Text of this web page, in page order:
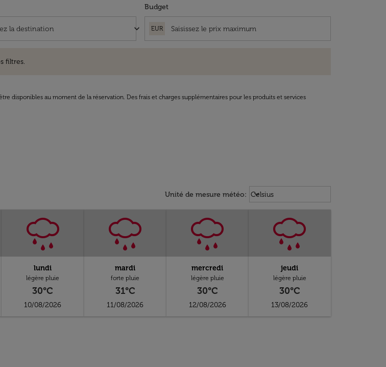
keyboard_arrow_down
Budget
EUR
filtres.
disponibles au moment de la réservation. Des frais et charges supplémentaires pour les produits et services
Unité de mesure météo: Weather unit option Celsius
Celsius
keyboard_arrow_down
lundi
légère pluie
30°C
10/08/2026
mardi
forte pluie
31°C
11/08/2026
mercredi
légère pluie
30°C
12/08/2026
jeudi
légère pluie
30°C
13/08/2026